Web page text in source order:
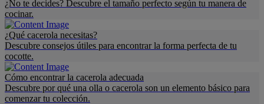
¿No te decides? Descubre el tamaño perfecto según tu manera de
cocinar.
¿Qué cacerola necesitas?
Descubre consejos útiles para encontrar la forma perfecta de tu
cocotte.
Cómo encontrar la cacerola adecuada
Descubre por qué una olla o cacerola son un elemento básico para
comenzar tu colección.